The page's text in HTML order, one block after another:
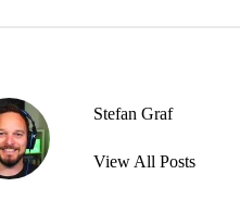
Stefan Graf
View All Posts